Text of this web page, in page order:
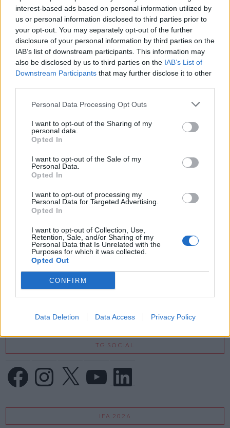
interest-based ads based on personal information utilized by
us or personal information disclosed to third parties prior to
your opt-out. You may separately opt-out of the further
disclosure of your personal information by third parties on the
IAB’s list of downstream participants. This information may
also be disclosed by us to third parties on the IAB’s List of
Downstream Participants that may further disclose it to other
Personal Data Processing Opt Outs
I want to opt-out of the Sharing of my
personal data.
Opted In
I want to opt-out of the Sale of my
Personal Data.
Opted In
I want to opt-out of processing my
Personal Data for Targeted Advertising.
Opted In
I want to opt-out of Collection, Use,
Retention, Sale, and/or Sharing of my
Personal Data that Is Unrelated with the
Purposes for which it was collected.
Opted Out
CONFIRM
Data Deletion Data Access Privacy Policy
VIEW POST
VIEW POST
Mahindra Adventure 2019, le più belle immagini
del raduno
Mahindra XUV500, il modello top di gamma della Casa indiana, ha
avuto come splendido scenario quello dei colli pavesi e piacentini. Si
LE MIGLIORI OFFERTE AMAZON
TG SOCIAL
FacebookInstagram
X LinkedIn
IFA 2026